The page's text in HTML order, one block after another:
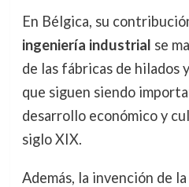
En Bélgica, su
ingeniería industrial se
de las fábricas de hilados
que siguen siendo
desarrollo económico y
siglo XIX.
Además, la invención de